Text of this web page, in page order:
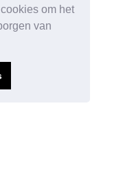
om het
van